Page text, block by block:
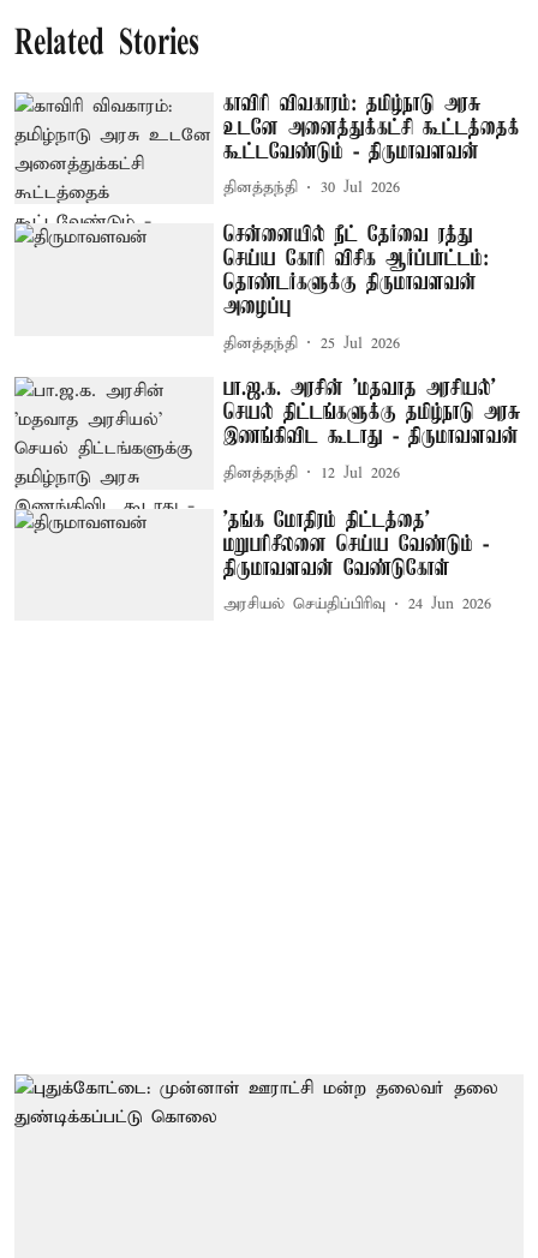
Related Stories
காவிரி விவகாரம்: தமிழ்நாடு அரசு
உடனே அனைத்துக்கட்சி கூட்டத்தைக்
கூட்டவேண்டும் - திருமாவளவன்
தினத்தந்தி 30 Jul 2026
சென்னையில் நீட் தேர்வை ரத்து
செய்ய கோரி விசிக ஆர்ப்பாட்டம்:
தொண்டர்களுக்கு திருமாவளவன்
அழைப்பு
தினத்தந்தி 25 Jul 2026
பா.ஜ.க. அரசின் 'மதவாத அரசியல்'
செயல் திட்டங்களுக்கு தமிழ்நாடு அரசு
இணங்கிவிட கூடாது - திருமாவளவன்
தினத்தந்தி 12 Jul 2026
'தங்க மோதிரம் திட்டத்தை'
மறுபரிசீலனை செய்ய வேண்டும் -
திருமாவளவன் வேண்டுகோள்
அரசியல் செய்திப்பிரிவு 24 Jun 2026